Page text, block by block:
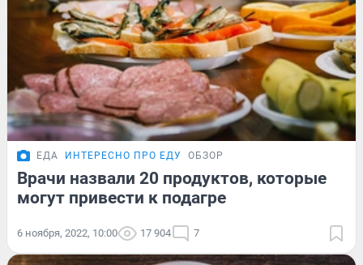
ЕДА ИНТЕРЕСНО ПРО ЕДУ ОБЗОР
Врачи назвали 20 продуктов, которые
могут привести к подагре
6 ноября, 2022, 10:00 17 904 7